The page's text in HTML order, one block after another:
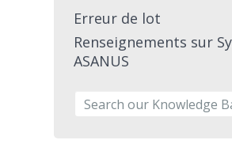
Erreur de lot
Renseignements sur
ASANUS